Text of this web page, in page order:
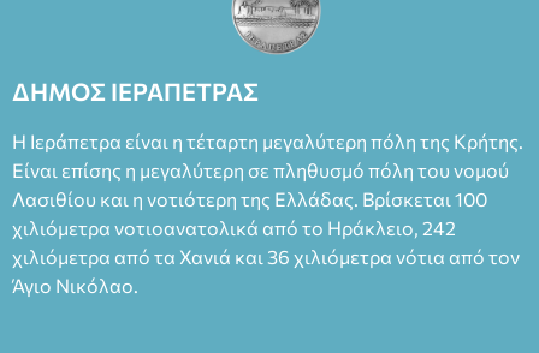
ΔΗΜΟΣ ΙΕΡΑΠΕΤΡΑΣ
Η Ιεράπετρα είναι η τέταρτη μεγαλύτερη πόλη της Κρήτης.
Είναι επίσης η μεγαλύτερη σε πληθυσμό πόλη του νομού
Λασιθίου και η νοτιότερη της Ελλάδας. Βρίσκεται 100
χιλιόμετρα νοτιοανατολικά από το Ηράκλειο, 242
χιλιόμετρα από τα Χανιά και 36 χιλιόμετρα νότια από τον
Άγιο Νικόλαο.